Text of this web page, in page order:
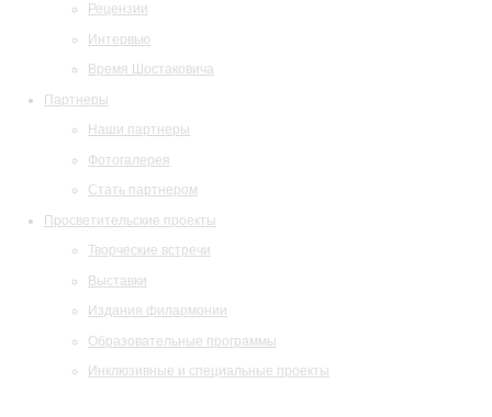
Рецензии
Интервью
Время Шостаковича
Партнеры
Наши партнеры
Фотогалерея
Стать партнером
Просветительские проекты
Творческие встречи
Выставки
Издания филармонии
Образовательные программы
Инклюзивные и специальные проекты